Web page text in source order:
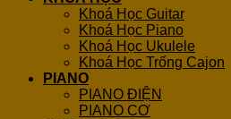
Khoá Học Guitar
Khoá Học Piano
Khoá Học Ukulele
Khoá Học Trống Cajon
PIANO
PIANO ĐIỆN
PIANO CƠ